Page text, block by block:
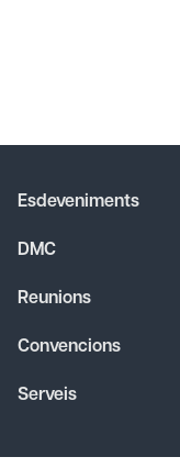
Esdeveniments
DMC
Reunions
Convencions
Serveis